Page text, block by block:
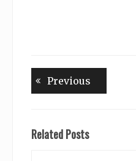
Beitragsnavigation
Previous
Related Posts